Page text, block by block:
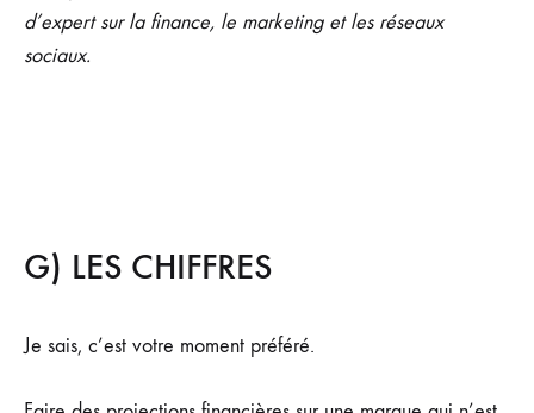
d’expert sur la finance, le marketing et les réseaux
sociaux.
G) LES CHIFFRES
Je sais, c’est votre moment préféré.